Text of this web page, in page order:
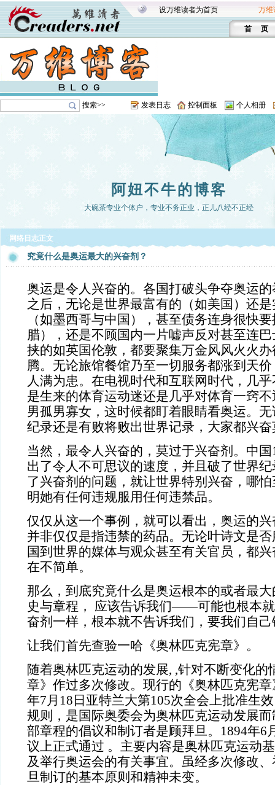
设万维读者为首页 万维
首 页
搜索>> 发表日志 控制面板 个人相册
阿妞不牛的博客
大碗茶专业个体户，专业不务正业，正儿八经不正经
网络日志正文
究竟什么是奥运最大的兴奋剂？
奥运是令人兴奋的。各国打破头争夺奥运
之后，无论是世界最富有的（如美国）还
（如墨西哥与中国），甚至债务连身很快
腊），还是不顾国内一片嘘声反对甚至连
挟的如英国伦敦，都要聚集万金风风火火
腾。无论旅馆餐馆乃至一切服务都涨到天
人满为患。在电视时代和互联网时代，几
是生来的体育运动迷还是几乎对体育一窍
男孤男寡女，这时候都盯着眼睛看奥运。
纪录还是有败将败出世界记录，大家都兴奋
当然，最令人兴奋的，莫过于兴奋剂。中国
出了令人不可思议的速度，并且破了世界
了兴奋剂的问题，就让世界特别兴奋，哪
明她有任何违规服用任何违禁品。
仅仅从这一个事例，就可以看出，奥运的
并非仅仅是指违禁的药品。无论叶诗文是
国到世界的媒体与观众甚至有关官员，都
在不简单。
那么，到底究竟什么是奥运根本的或者最
史与章程，
应该告诉我们——可能也根本
奋剂一样，根本就不告诉我们，要我们自
让我们首先查验一哈《奥林匹克宪章》。
随着奥林匹克运动的发展, ,针对不断变化的
章》作过多次修改。现行的《奥林匹克宪
年7 月 18 日亚特兰大第105次全会上批准生
规则，是国际奥委会为奥林匹克运动发展
部章程的倡议和制订者是顾拜旦。 1894年6
议上正式通过 。主要内容是奥林匹克运动
及举行奥运会的有关事宜。虽经多次修改
旦制订的基本原则和精神未变。